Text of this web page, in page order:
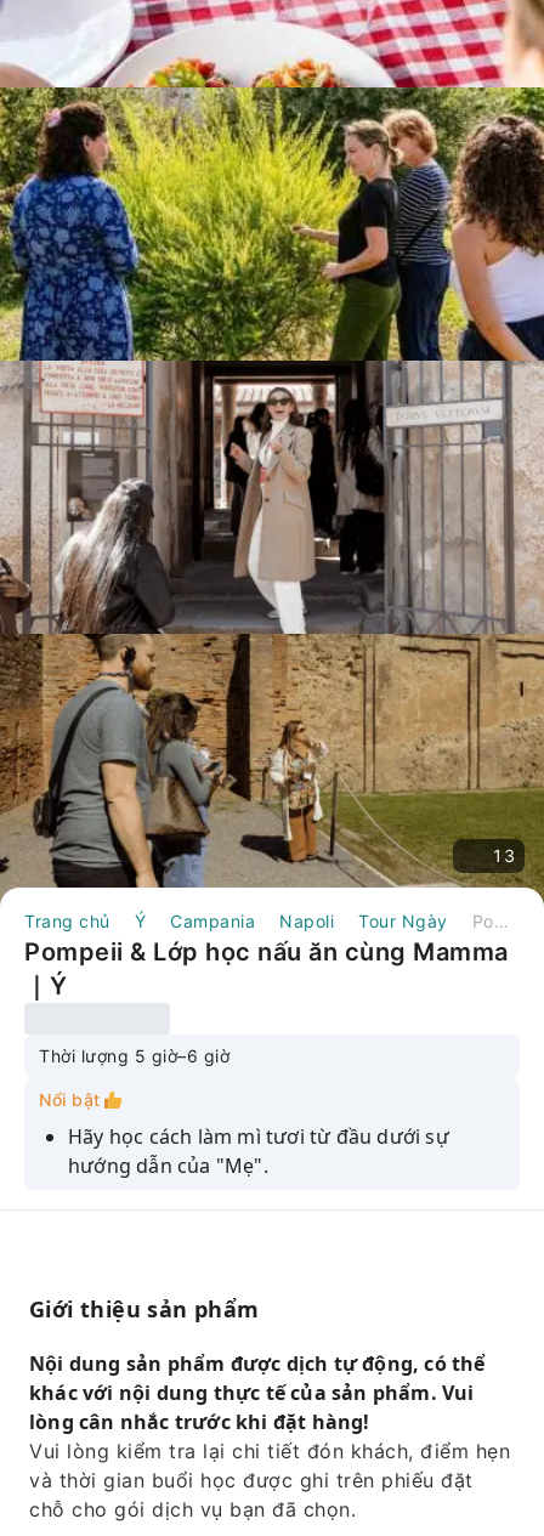
13
Trang chủ Ý Campania Napoli Tour Ngày Pompeii & Lớp học nấu ăn cùng Mamma｜Ý
Pompeii & Lớp học nấu ăn cùng Mamma
｜Ý
Thời lượng 5 giờ–6 giờ
Nổi bật
Hãy học cách làm mì tươi từ đầu dưới sự
hướng dẫn của "Mẹ".
Hãy tạm rời xa đám đông để trải nghiệm một
thống ẩm thực Napoli!
Giới thiệu sản phẩm
Nội dung sản phẩm được dịch tự động, có thể
khác với nội dung thực tế của sản phẩm. Vui
lòng cân nhắc trước khi đặt hàng!
Vui lòng kiểm tra lại chi tiết đón khách, điểm hẹn
và thời gian buổi học được ghi trên phiếu đặt
chỗ cho gói dịch vụ bạn đã chọn.